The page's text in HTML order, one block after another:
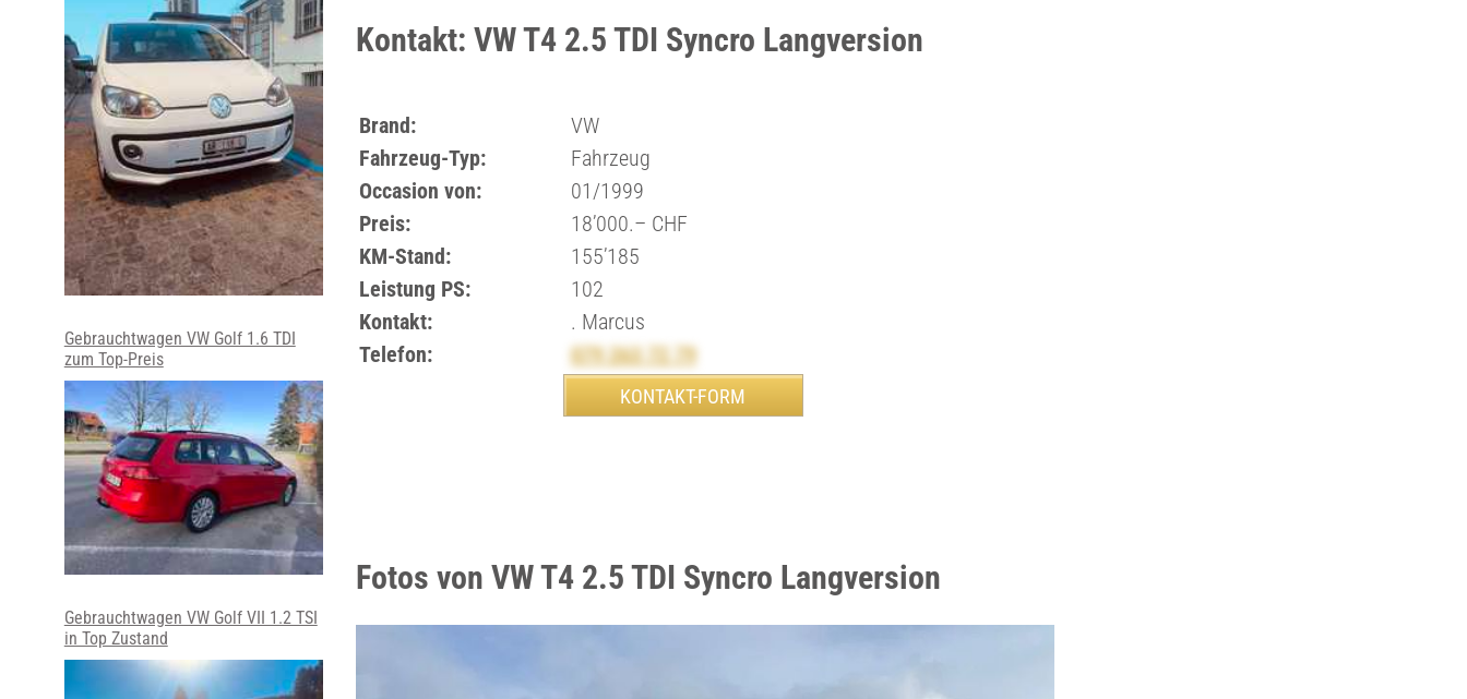
Kontakt: VW T4 2.5 TDI Syncro Langversion
Brand:
VW
Fahrzeug-Typ:
Fahrzeug
Occasion von:
01/1999
Preis:
18’000.– CHF
KM-Stand:
155’185
Leistung PS:
102
Kontakt:
. Marcus
Telefon:
079 263 72 79
Fotos von VW T4 2.5 TDI Syncro Langversion
Gebrauchtwagen VW Golf 1.6 TDI
zum Top-Preis
Gebrauchtwagen VW Golf VII 1.2 TSI
in Top Zustand